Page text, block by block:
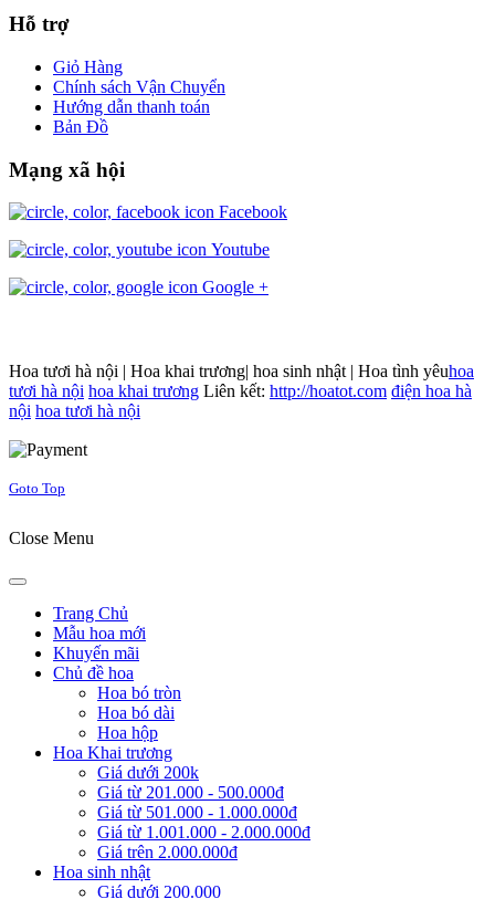
Hỗ trợ
Giỏ Hàng
Chính sách Vận Chuyển
Hướng dẫn thanh toán
Bản Đồ
Mạng xã hội
Facebook
Youtube
Google +
Hoa tươi hà nội | Hoa khai trương| hoa sinh nhật | Hoa tình yêuhoa
tươi hà nội hoa khai trương Liên kết: http://hoatot.com điện hoa hà
nội hoa tươi hà nội
Goto Top
Close Menu
Trang Chủ
Mẫu hoa mới
Khuyến mãi
Chủ đề hoa
Hoa bó tròn
Hoa bó dài
Hoa hộp
Hoa Khai trương
Giá dưới 200k
Giá từ 201.000 - 500.000đ
Giá từ 501.000 - 1.000.000đ
Giá từ 1.001.000 - 2.000.000đ
Giá trên 2.000.000đ
Hoa sinh nhật
Giá dưới 200.000